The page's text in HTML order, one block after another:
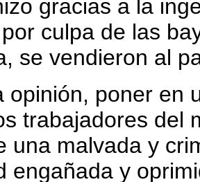
gracias a la
culpa de las
se vendieron al
opinión, poner en
trabajadores del
una malvada y
engañada y